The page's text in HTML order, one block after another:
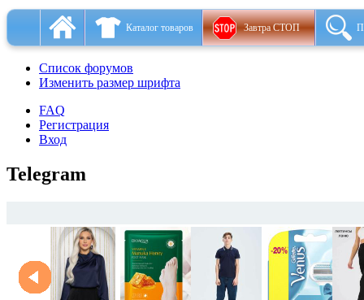
Каталог товаров Завтра СТОП
Список форумов
Изменить размер шрифта
FAQ
Регистрация
Вход
Telegram